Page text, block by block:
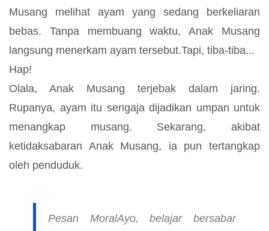
Musang melihat ayam yang sedang berkeliaran
bebas. Tanpa membuang waktu, Anak Musang
langsung menerkam ayam tersebut.Tapi, tiba-tiba...
Hap!
Olala, Anak Musang terjebak dalam jaring.
Rupanya, ayam itu sengaja dijadikan umpan untuk
menangkap musang. Sekarang, akibat
ketidaksabaran Anak Musang, ia pun tertangkap
oleh penduduk.
Pesan MoralAyo, belajar bersabar